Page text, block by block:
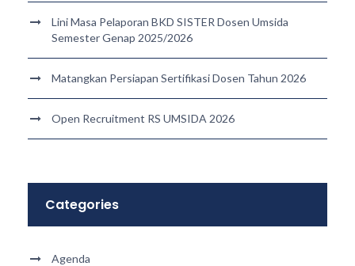
Lini Masa Pelaporan BKD SISTER Dosen Umsida
Semester Genap 2025/2026
Matangkan Persiapan Sertifikasi Dosen Tahun 2026
Open Recruitment RS UMSIDA 2026
Categories
Agenda